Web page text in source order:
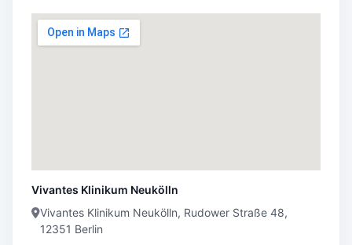
Vivantes Klinikum Neukölln
Vivantes Klinikum Neukölln, Rudower Straße 48,
12351 Berlin